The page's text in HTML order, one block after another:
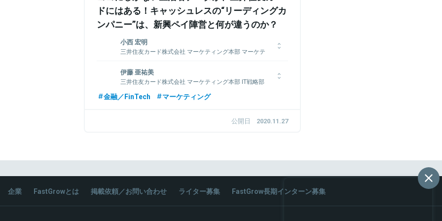
ドにはある！キャッシュレスの“リーディングカ
ンパニー”は、新興ペイ陣営と何が違うのか？
小西 宏明
三井住友カード株式会社 マーケティング本部 マーケテ
新卒でIT系企業に入社し企画・マーケティング部門に所属。主に
自社で提供するITサービス携わり、経験を積んだものの、よりラ
イフタイムの長いサービスを生活者に提供できるようなフィール
ドを求め、2014年に三井住友カードへ。一貫して全社レベルのマ
関連情報をみる
伊藤 亜祐美
三井住友カード株式会社 マーケティング本部 IT戦略部
やロイヤリティ向上に関わるコンサル案件を担った。その後、エ
員（エンドユーザー）との重要なタッチポイントとなっている
関連情報をみる
金融／FinTech マーケティング
公開日 2020.11.27
企業 FastGrowとは 掲載依頼／お問い合わせ ライター募集 FastGrow長期インターン募集